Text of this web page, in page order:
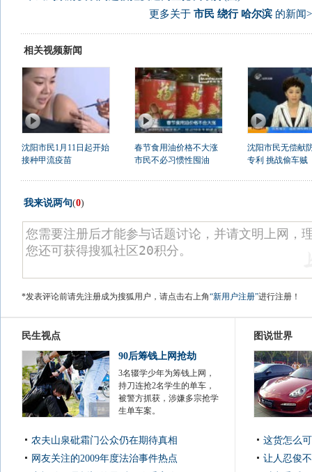
更多关于 市民 绕行 哈尔滨的新闻
相关视频新闻
沈阳市民1月11日起开始
接种甲流疫苗
春节食用油价格不大涨
市民不必习惯性囤油
沈阳市民无偿献
专利 挑战偷车贼
我来说两句(0)
*发表评论前请先注册成为搜狐用户，请点击右上角“新用户注册”进行注册！
民生视点
90后筹钱上网抢劫
3名辍学少年为筹钱上网，
持刀连抢2名学生的单车，
被警方抓获，涉嫌多宗抢学
生单车案。
农夫山泉砒霜门公众仍在期待真相
网友关注的2009年度法治事件热点
图说世界
这货怎么
让人忍俊